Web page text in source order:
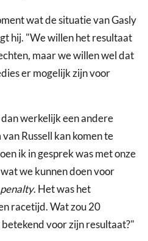
wat de situatie van Gasly
hij. "We willen het resultaat
maar we willen wel dat
er mogelijk zijn voor
werkelijk een andere
Russell kan komen te
ik in gesprek was met onze
we kunnen doen voor
. Het was het
racetijd. Wat zou 20
voor zijn resultaat?"